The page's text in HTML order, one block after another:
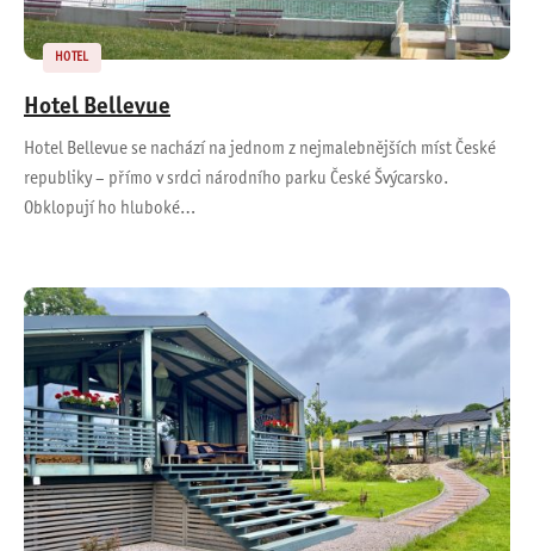
HOTEL
Hotel Bellevue
Hotel Bellevue se nachází na jednom z nejmalebnějších míst České
republiky – přímo v srdci národního parku České Švýcarsko.
Obklopují ho hluboké…